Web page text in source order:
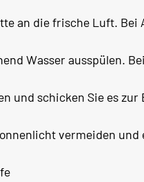
an die frische Luft.
Wasser ausspülen.
und schicken Sie es
vermeiden